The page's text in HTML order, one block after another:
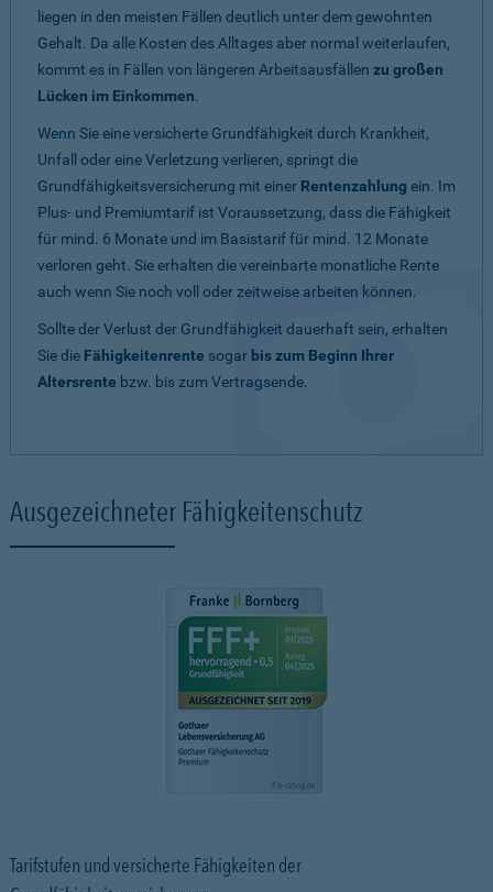
liegen in den meisten Fällen deutlich unter dem gewohnten
Gehalt. Da alle Kosten des Alltages aber normal weiterlaufen,
kommt es in Fällen von längeren Arbeitsausfällen zu großen
Lücken im Einkommen.
Wenn Sie eine versicherte Grundfähigkeit durch Krankheit,
Unfall oder eine Verletzung verlieren, springt die
Grundfähigkeitsversicherung mit einer Rentenzahlung ein. Im
Plus- und Premiumtarif ist Voraussetzung, dass die Fähigkeit
für mind. 6 Monate und im Basistarif für mind. 12 Monate
verloren geht. Sie erhalten die vereinbarte monatliche Rente
auch wenn Sie noch voll oder zeitweise arbeiten können.
Sollte der Verlust der Grundfähigkeit dauerhaft sein, erhalten
Sie die Fähigkeitenrente sogar bis zum Beginn Ihrer
Altersrente bzw. bis zum Vertragsende.
Ausgezeichneter Fähigkeitenschutz
Tarifstufen und versicherte Fähigkeiten der